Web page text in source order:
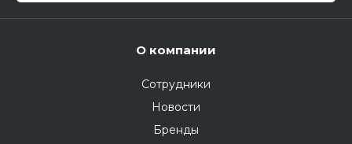
О компании
Сотрудники
Новости
Бренды